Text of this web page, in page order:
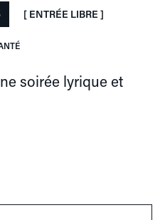
[ ENTRÉE LIBRE ]
soirée lyrique et